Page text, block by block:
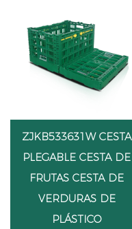
ZJKB533631W CESTA
PLEGABLE CESTA DE
FRUTAS CESTA DE
VERDURAS DE
PLÁSTICO